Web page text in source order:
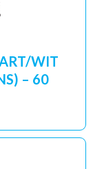
WIT
– 60